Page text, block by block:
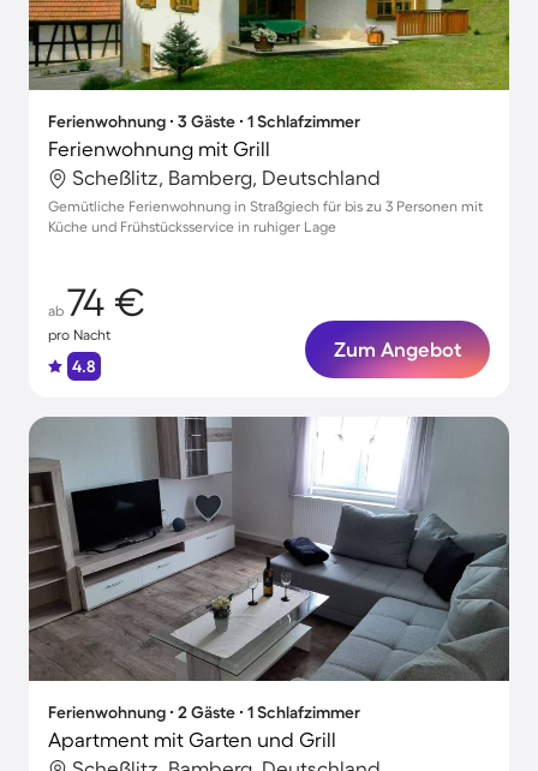
Ferienwohnung ∙ 3 Gäste ∙ 1 Schlafzimmer
Ferienwohnung mit Grill
Scheßlitz, Bamberg, Deutschland
Gemütliche Ferienwohnung in Straßgiech für bis zu 3 Personen mit
Küche und Frühstücksservice in ruhiger Lage
ab 74 €
pro Nacht
4.8
Zum Angebot
Ferienwohnung ∙ 2 Gäste ∙ 1 Schlafzimmer
Apartment mit Garten und Grill